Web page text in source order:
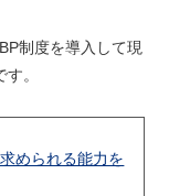
制度を導入して現
。
められる能力を